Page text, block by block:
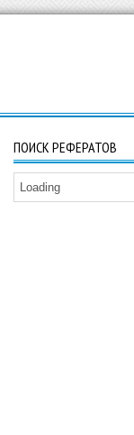
ПОИСК РЕФЕРАТОВ
Loading